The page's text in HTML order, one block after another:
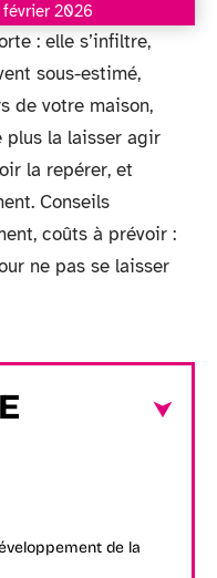
2026
: elle s’infiltre,
sous-estimé,
de votre maison,
plus la laisser agir
la repérer, et
Conseils
coûts à prévoir :
ne pas se laisser
de la